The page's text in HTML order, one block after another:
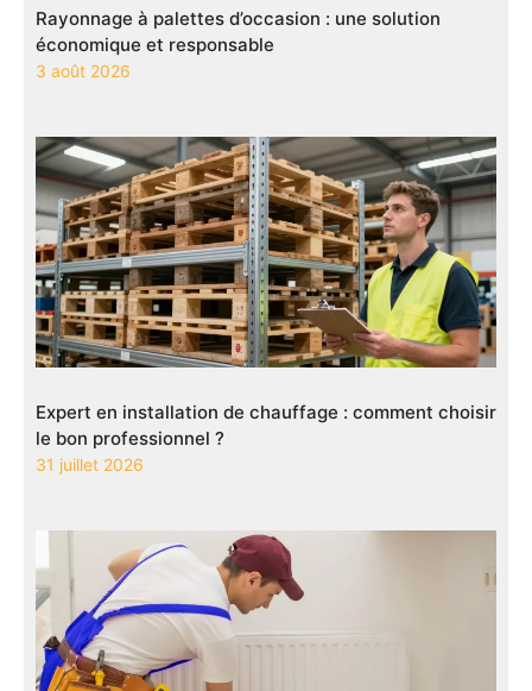
Rayonnage à palettes d’occasion : une solution
économique et responsable
3 août 2026
Expert en installation de chauffage : comment choisir
le bon professionnel ?
31 juillet 2026